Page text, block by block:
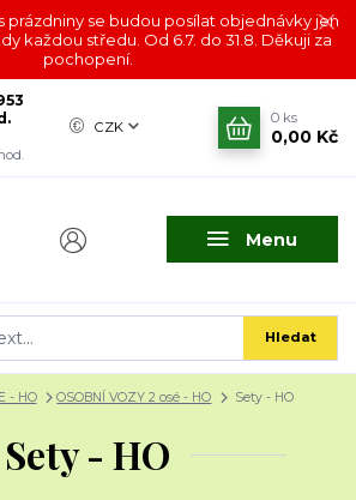
prázdniny se budou posílat objednávky jen
každou středu. Od 6.7. do 31.8. Děkuji za
pochopení.
Menu
CZK
Hledat
0 ks
0,00 Kč
- HO OSOBNÍ VOZY 2 osé - HO Sety - HO
Sety - HO